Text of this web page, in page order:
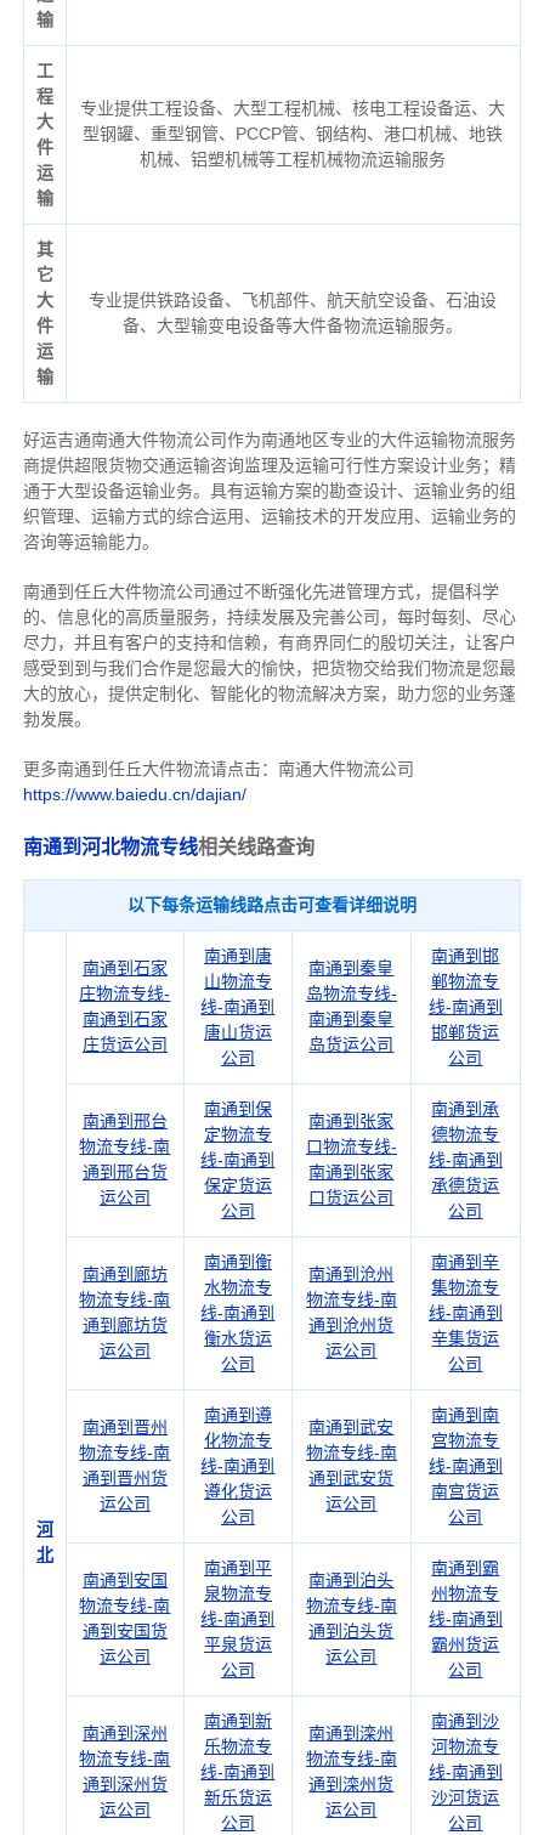
输
工
程
大
件
运
输
专业提供工程设备、大型工程机械、核电工程设备运、大
型钢罐、重型钢管、PCCP管、钢结构、港口机械、地铁
机械、铝塑机械等工程机械物流运输服务
其
它
大
件
运
输
专业提供铁路设备、飞机部件、航天航空设备、石油设
备、大型输变电设备等大件备物流运输服务。
好运吉通南通大件物流公司作为南通地区专业的大件运输物流服务
商提供超限货物交通运输咨询监理及运输可行性方案设计业务；精
通于大型设备运输业务。具有运输方案的勘查设计、运输业务的组
织管理、运输方式的综合运用、运输技术的开发应用、运输业务的
咨询等运输能力。
南通到任丘大件物流公司通过不断强化先进管理方式，提倡科学
的、信息化的高质量服务，持续发展及完善公司，每时每刻、尽心
尽力， 并且有客户的支持和信赖，有商界同仁的殷切关注， 让客户
感受到到与我们合作是您最大的愉快，把货物交给我们物流是您最
大的放心， 提供定制化、智能化的物流解决方案，助力您的业务蓬
勃发展。
更多南通到任丘大件物流请点击：南通大件物流公司
https://www.baiedu.cn/dajian/
南通到河北物流专线相关线路查询
以下每条运输线路点击可查看详细说明
河
北
南通到石家
庄物流专线-
南通到石家
庄货运公司
南通到唐
山物流专
线-南通到
唐山货运
公司
南通到秦皇
岛物流专线-
南通到秦皇
岛货运公司
南通到邯
郸物流专
线-南通到
邯郸货运
公司
南通到邢台
物流专线-南
通到邢台货
运公司
南通到保
定物流专
线-南通到
保定货运
公司
南通到张家
口物流专线-
南通到张家
口货运公司
南通到承
德物流专
线-南通到
承德货运
公司
南通到廊坊
物流专线-南
通到廊坊货
运公司
南通到衡
水物流专
线-南通到
衡水货运
公司
南通到沧州
物流专线-南
通到沧州货
运公司
南通到辛
集物流专
线-南通到
辛集货运
公司
南通到晋州
物流专线-南
通到晋州货
运公司
南通到遵
化物流专
线-南通到
遵化货运
公司
南通到武安
物流专线-南
通到武安货
运公司
南通到南
宫物流专
线-南通到
南宫货运
公司
南通到安国
物流专线-南
通到安国货
运公司
南通到平
泉物流专
线-南通到
平泉货运
公司
南通到泊头
物流专线-南
通到泊头货
运公司
南通到霸
州物流专
线-南通到
霸州货运
公司
南通到深州
物流专线-南
通到深州货
运公司
南通到新
乐物流专
线-南通到
新乐货运
公司
南通到滦州
物流专线-南
通到滦州货
运公司
南通到沙
河物流专
线-南通到
沙河货运
公司